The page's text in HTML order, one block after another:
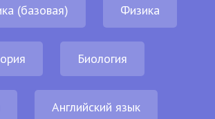
(базовая) Физика
Биология
Английский язык